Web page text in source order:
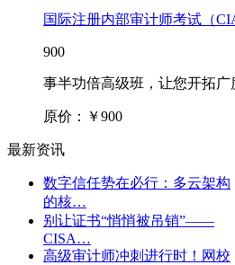
国际注册内部审计师考试（
900
事半功倍高级班，让您开拓
原价：￥900
最新资讯
数字信任势在必行：多云架构
的核…
别让证书“悄悄被吊销”——
CISA…
高级审计师冲刺进行时！网校